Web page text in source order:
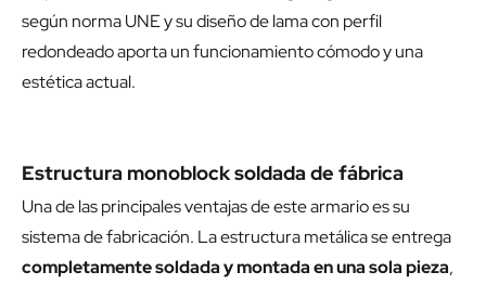
según norma UNE y su diseño de lama con perfil
redondeado aporta un funcionamiento cómodo y una
estética actual.
Estructura monoblock soldada de fábrica
Una de las principales ventajas de este armario es su
sistema de fabricación. La estructura metálica se entrega
completamente soldada y montada en una sola pieza,